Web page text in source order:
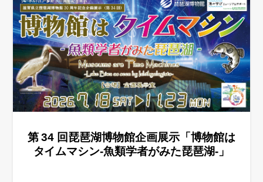
第 34 回琵琶湖博物館企画展示「博物館は
タイムマシン-魚類学者がみた琵琶湖-」